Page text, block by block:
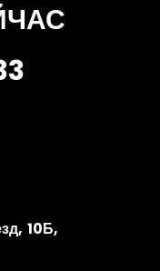
10Б,